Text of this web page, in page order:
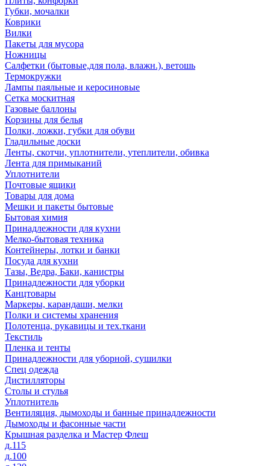
Губки, мочалки
Коврики
Вилки
Пакеты для мусора
Ножницы
Салфетки (бытовые,для пола, влажн.), ветошь
Термокружки
Лампы паяльные и керосиновые
Сетка москитная
Газовые баллоны
Корзины для белья
Полки, ложки, губки для обуви
Гладильные доски
Ленты, скотчи, уплотнители, утеплители, обивка
Лента для примыканий
Уплотнители
Почтовые ящики
Товары для дома
Мешки и пакеты бытовые
Бытовая химия
Принадлежности для кухни
Мелко-бытовая техника
Контейнеры, лотки и банки
Посуда для кухни
Тазы, Ведра, Баки, канистры
Принадлежности для уборки
Канцтовары
Маркеры, карандаши, мелки
Полки и системы хранения
Полотенца, рукавицы и тех.ткани
Текстиль
Пленка и тенты
Принадлежности для уборной, сушилки
Спец одежда
Дистилляторы
Столы и стулья
Уплотнитель
Вентиляция, дымоходы и банные принадлежности
Дымоходы и фасонные части
Крышная разделка и Мастер Флеш
д.115
д.100